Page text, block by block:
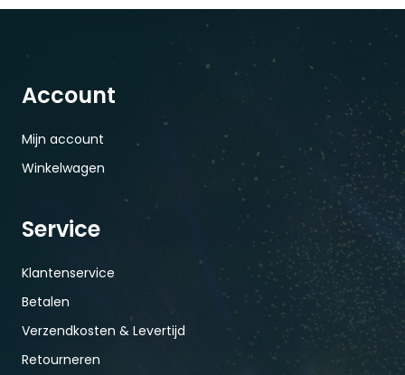
Account
Mijn account
Winkelwagen
Service
Klantenservice
Betalen
Verzendkosten & Levertijd
Retourneren